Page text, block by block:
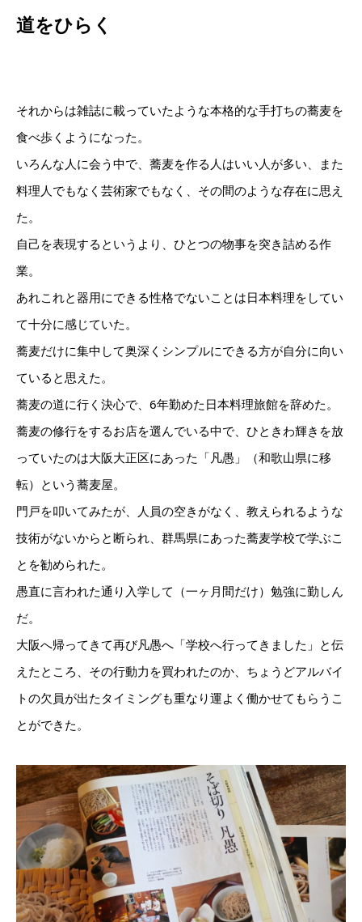
道をひらく
それからは雑誌に載っていたような本格的な手打ちの蕎麦を
食べ歩くようになった。
いろんな人に会う中で、蕎麦を作る人はいい人が多い、また
料理人でもなく芸術家でもなく、その間のような存在に思え
た。
自己を表現するというより、ひとつの物事を突き詰める作
業。
あれこれと器用にできる性格でないことは日本料理をしてい
て十分に感じていた。
蕎麦だけに集中して奥深くシンプルにできる方が自分に向い
ていると思えた。
蕎麦の道に行く決心で、6年勤めた日本料理旅館を辞めた。
蕎麦の修行をするお店を選んでいる中で、ひときわ輝きを放
っていたのは大阪大正区にあった「凡愚」（和歌山県に移
転）という蕎麦屋。
門戸を叩いてみたが、人員の空きがなく、教えられるような
技術がないからと断られ、群馬県にあった蕎麦学校で学ぶこ
とを勧められた。
愚直に言われた通り入学して（一ヶ月間だけ）勉強に勤しん
だ。
大阪へ帰ってきて再び凡愚へ「学校へ行ってきました」と伝
えたところ、その行動力を買われたのか、ちょうどアルバイ
トの欠員が出たタイミングも重なり運よく働かせてもらうこ
とができた。